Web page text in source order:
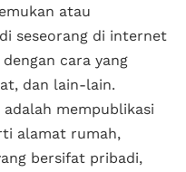
atau
seseorang di internet
cara yang
dan lain-lain.
adalah mempublikasi
alamat rumah,
bersifat pribadi,